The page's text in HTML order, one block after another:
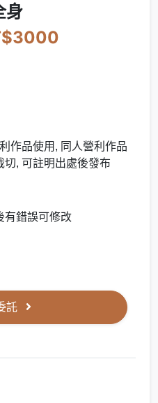
身
作品使用, 同人營利作品
切, 可註明出處後發布
有錯誤可修改
託